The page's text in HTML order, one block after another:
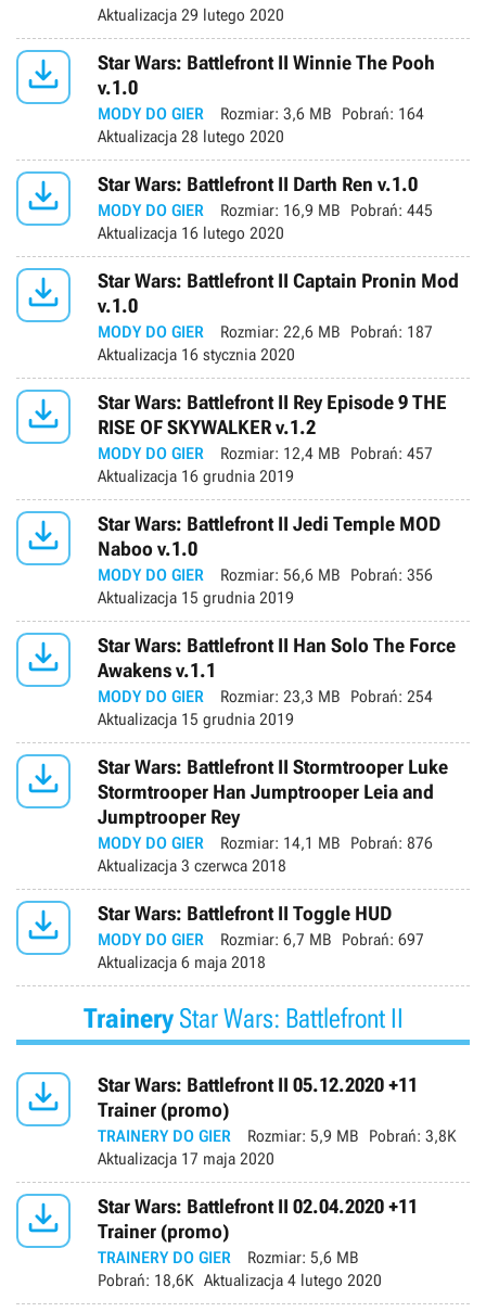
Aktualizacja 29 lutego 2020

Star Wars: Battlefront II Winnie The Pooh
v.1.0
MODY DO GIER Rozmiar: 3,6 MB Pobrań: 164
Aktualizacja 28 lutego 2020
 Star Wars: Battlefront II Darth Ren v.1.0
MODY DO GIER Rozmiar: 16,9 MB Pobrań: 445
Aktualizacja 16 lutego 2020

Star Wars: Battlefront II Captain Pronin Mod
v.1.0
MODY DO GIER Rozmiar: 22,6 MB Pobrań: 187
Aktualizacja 16 stycznia 2020

Star Wars: Battlefront II Rey Episode 9 THE
RISE OF SKYWALKER v.1.2
MODY DO GIER Rozmiar: 12,4 MB Pobrań: 457
Aktualizacja 16 grudnia 2019

Star Wars: Battlefront II Jedi Temple MOD
Naboo v.1.0
MODY DO GIER Rozmiar: 56,6 MB Pobrań: 356
Aktualizacja 15 grudnia 2019

Star Wars: Battlefront II Han Solo The Force
Awakens v.1.1
MODY DO GIER Rozmiar: 23,3 MB Pobrań: 254
Aktualizacja 15 grudnia 2019

Star Wars: Battlefront II Stormtrooper Luke
Stormtrooper Han Jumptrooper Leia and
Jumptrooper Rey
MODY DO GIER Rozmiar: 14,1 MB Pobrań: 876
Aktualizacja 3 czerwca 2018
 Star Wars: Battlefront II Toggle HUD
MODY DO GIER Rozmiar: 6,7 MB Pobrań: 697
Aktualizacja 6 maja 2018
TraineryStar Wars: Battlefront II

Star Wars: Battlefront II 05.12.2020 +11
Trainer (promo)
TRAINERY DO GIER Rozmiar: 5,9 MB Pobrań: 3,8K
Aktualizacja 17 maja 2020

Star Wars: Battlefront II 02.04.2020 +11
Trainer (promo)
TRAINERY DO GIER Rozmiar: 5,6 MB
Pobrań: 18,6K Aktualizacja 4 lutego 2020